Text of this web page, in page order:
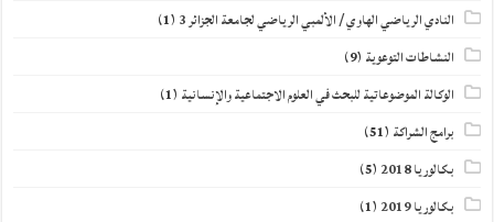
النادي الرياضي الهاوي / الألمبي الرياضي لجامعة الجزائر 3 (1)
النشاطات التوعوية (9)
الوكالة الموضوعاتية للبحث في العلوم الاجتماعية والإنسانية (1)
برامج الشراكة (51)
بكالوريا 2018
(5)
بكالوريا 2019
(1)